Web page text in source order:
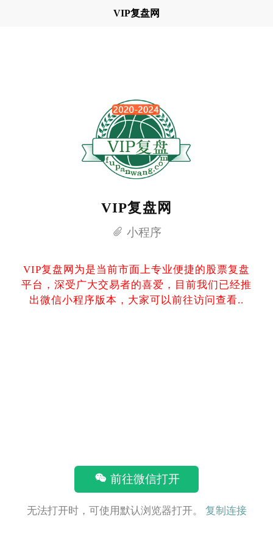
VIP复盘网
VIP复盘网
小程序
VIP复盘网为是当前市面上专业便捷的股票复盘
平台，深受广大交易者的喜爱，目前我们已经推
出微信小程序版本，大家可以前往访问查看..
前往微信打开
无法打开时，可使用默认浏览器打开。 复制连接